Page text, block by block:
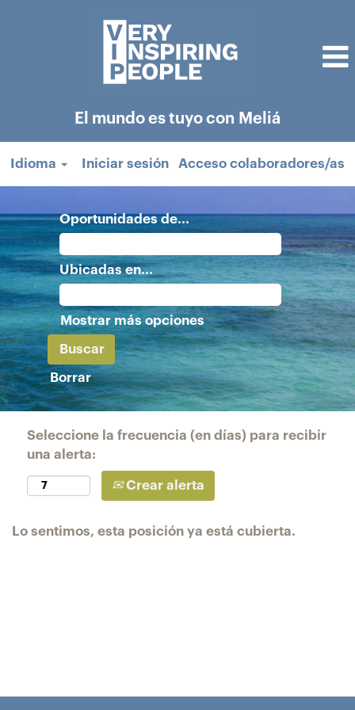
El mundo es tuyo con Meliá
Idioma Iniciar sesión Acceso colaboradores/as
Oportunidades de...
Ubicadas en...
Mostrar más opciones
Borrar
Seleccione la frecuencia (en días) para recibir
una alerta:
Crear alerta
Lo sentimos, esta posición ya está cubierta.